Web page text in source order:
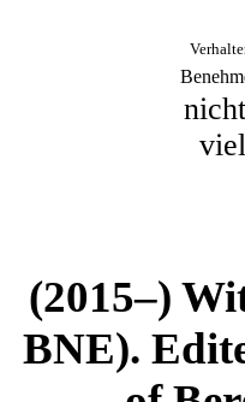
(2015–)
BNE).